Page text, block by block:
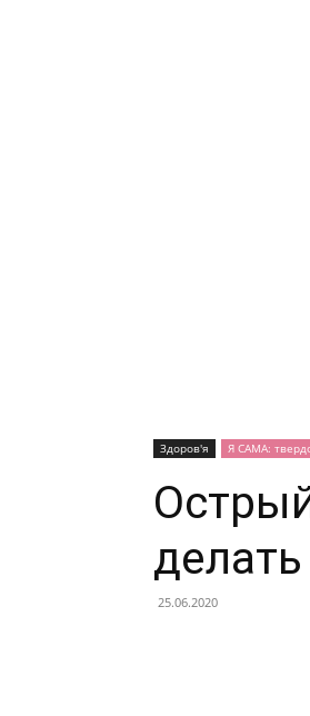
Здоров'я Я САМА:
25.06.2020